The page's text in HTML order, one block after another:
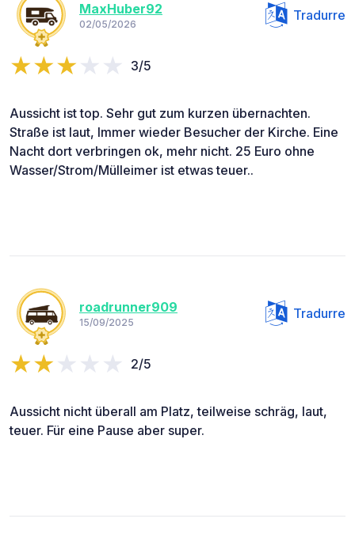
MaxHuber92
02/05/2026
Tradurre
3/5
Aussicht ist top. Sehr gut zum kurzen übernachten.
Straße ist laut, Immer wieder Besucher der Kirche. Eine
Nacht dort verbringen ok, mehr nicht. 25 Euro ohne
Wasser/Strom/Mülleimer ist etwas teuer..
roadrunner909
15/09/2025
Tradurre
2/5
Aussicht nicht überall am Platz, teilweise schräg, laut,
teuer. Für eine Pause aber super.